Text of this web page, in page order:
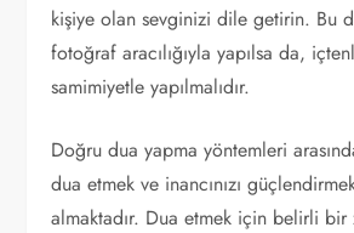
kişiye olan sevginizi dile getirin. Bu
fotoğraf aracılığıyla yapılsa da,
samimiyetle yapılmalıdır.
Doğru dua yapma yöntemleri
dua etmek ve inancınızı
almaktadır. Dua etmek için belirli bir